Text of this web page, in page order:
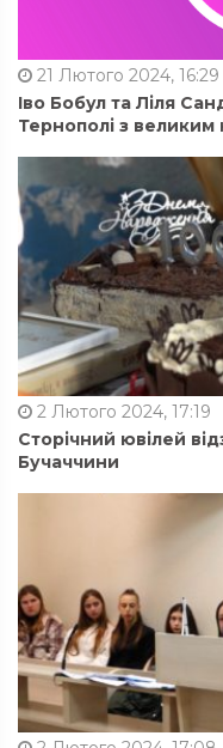
21 Лютого 2024, 16:29
Іво Бобул та Ліля
Тернополі з
2 Лютого 2024, 17:19
Сторічний ювілей
Бучаччини